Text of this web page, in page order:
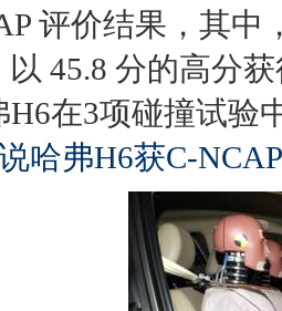
评价结果，其中
以 45.8 分的高分
在3项碰撞试验
哈弗H6获C-